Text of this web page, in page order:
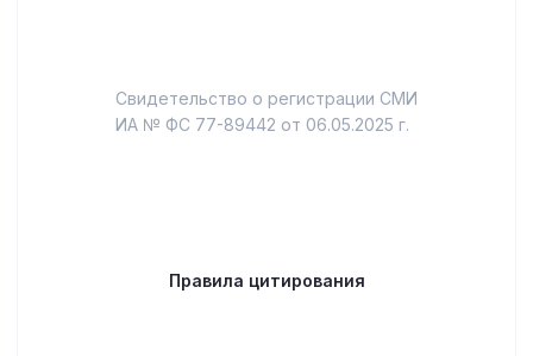
Свидетельство о регистрации СМИ
ИА № ФС 77-89442 от 06.05.2025 г.
Правила цитирования